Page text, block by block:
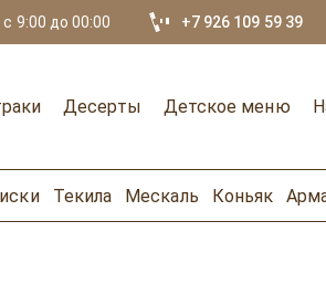
9:00 до 00:00 +7 926 109 59 39
Десерты Детское меню
Текила Мескаль Коньяк